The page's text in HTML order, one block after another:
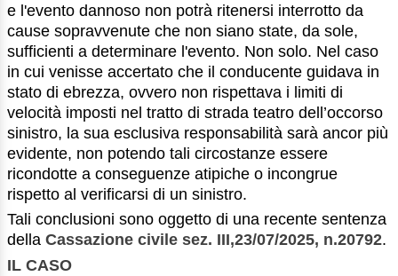
e l'evento dannoso non potrà ritenersi interrotto da
cause sopravvenute che non siano state, da sole,
sufficienti a determinare l'evento. Non solo. Nel caso
in cui venisse accertato che il conducente guidava in
stato di ebrezza, ovvero non rispettava i limiti di
velocità imposti nel tratto di strada teatro dell’occorso
sinistro, la sua esclusiva responsabilità sarà ancor più
evidente, non potendo tali circostanze essere
ricondotte a conseguenze atipiche o incongrue
rispetto al verificarsi di un sinistro.
Tali conclusioni sono oggetto di una recente sentenza
della Cassazione civile sez. III,23/07/2025, n.20792.
IL CASO